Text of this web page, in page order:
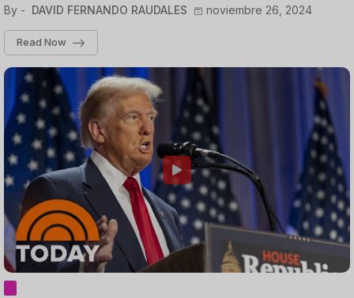
By - DAVID FERNANDO RAUDALES noviembre 26, 2024
Read Now